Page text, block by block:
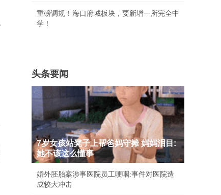
重磅调规！海口府城板块，要新增一所完全中
学！
头条要闻
7岁女孩站凳子上帮爸妈守摊 妈妈泪目:
她不该这么懂事
婚外胚胎案涉事医院员工哽咽:事件对医院造
成较大冲击